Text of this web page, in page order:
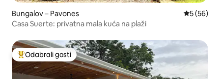
Bungalov – Pavones Prosječna
5 (56)
Casa Suerte: privatna mala kuća na plaži
Među najviše rangiranima s oznakom „Odabrali gosti”
Odabrali gosti